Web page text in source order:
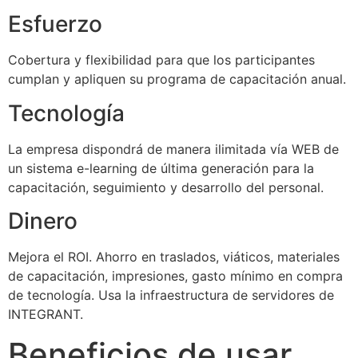
Esfuerzo
Cobertura y flexibilidad para que los participantes
cumplan y apliquen su programa de capacitación anual.
Tecnología
La empresa dispondrá de manera ilimitada vía WEB de
un sistema e-learning de última generación para la
capacitación, seguimiento y desarrollo del personal.
Dinero
Mejora el ROI. Ahorro en traslados, viáticos, materiales
de capacitación, impresiones, gasto mínimo en compra
de tecnología. Usa la infraestructura de servidores de
INTEGRANT.